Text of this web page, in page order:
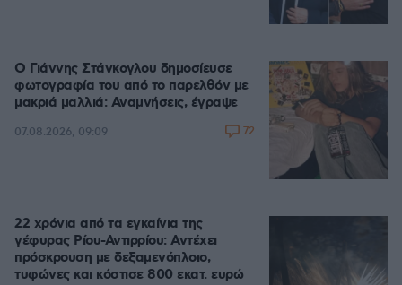
Ο Γιάννης Στάνκογλου δημοσίευσε
φωτογραφία του από το παρελθόν με
μακριά μαλλιά: Αναμνήσεις, έγραψε
07.08.2026, 09:09 72
22 χρόνια από τα εγκαίνια της
γέφυρας Ρίου-Αντιρρίου: Αντέχει
πρόσκρουση με δεξαμενόπλοιο,
τυφώνες και κόστισε 800 εκατ. ευρώ